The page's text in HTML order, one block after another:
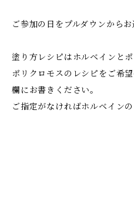
ご参加の日をプルダウンからお
塗り方レシピはホルベインと
ポリクロモスのレシピをご希
欄にお書きください。
ご指定がなければホルベイン